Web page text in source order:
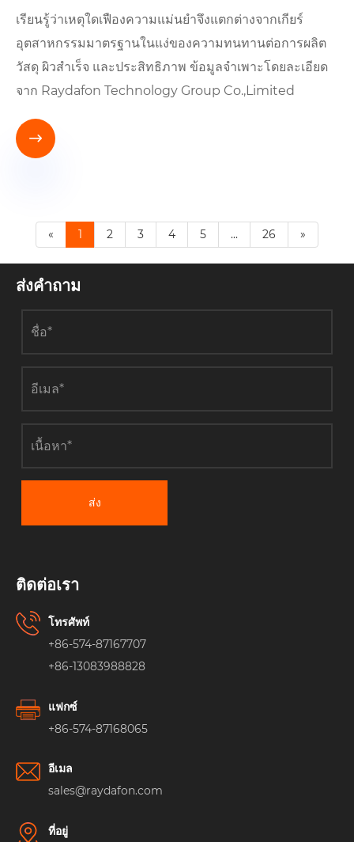
เรียนรู้ว่าเหตุใดเฟืองความแม่นยำจึงแตกต่างจากเกียร์
อุตสาหกรรมมาตรฐานในแง่ของความทนทานต่อการผลิต
วัสดุ ผิวสำเร็จ และประสิทธิภาพ ข้อมูลจำเพาะโดยละเอียด
จาก Raydafon Technology Group Co.,Limited

« 1 2 3 4 5 ... 26 »
ส่งคำถาม
ส่ง
ติดต่อเรา
โทรศัพท์
+86-574-87167707
+86-13083988828
แฟกซ์
+86-574-87168065
อีเมล
sales@raydafon.com
ที่อยู่